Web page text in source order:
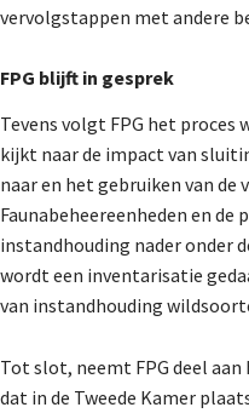
vervolgstappen met andere
FPG blijft in gesprek
Tevens volgt FPG het proces
kijkt naar de impact van
naar en het gebruiken van de
Faunabeheereenheden en de
instandhouding nader onder
wordt een inventarisatie
van instandhouding
Tot slot, neemt FPG deel
dat in de Tweede Kamer